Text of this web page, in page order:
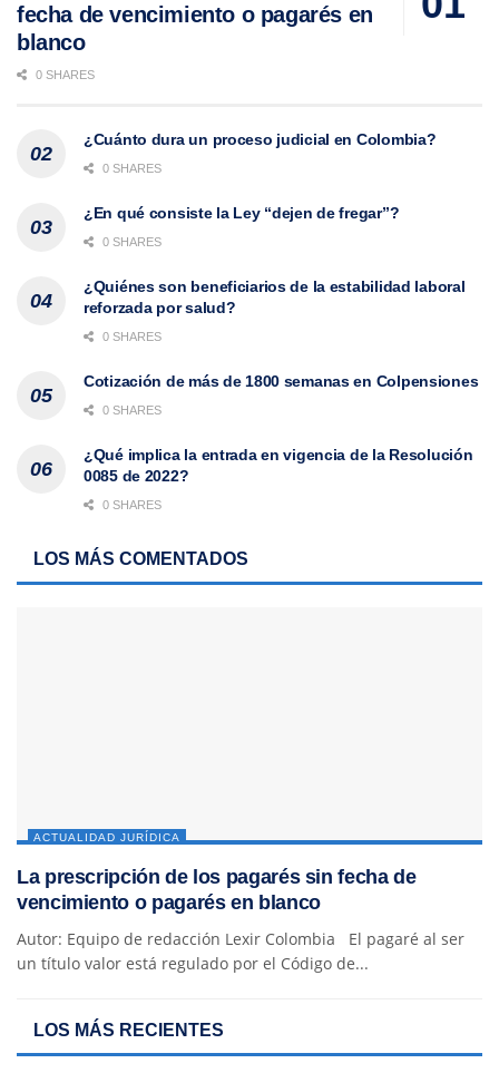
fecha de vencimiento o pagarés en
blanco
0 SHARES
¿Cuánto dura un proceso judicial en Colombia?
0 SHARES
¿En qué consiste la Ley “dejen de fregar”?
0 SHARES
¿Quiénes son beneficiarios de la estabilidad laboral
reforzada por salud?
0 SHARES
Cotización de más de 1800 semanas en Colpensiones
0 SHARES
¿Qué implica la entrada en vigencia de la Resolución
0085 de 2022?
0 SHARES
LOS MÁS COMENTADOS
ACTUALIDAD JURÍDICA
La prescripción de los pagarés sin fecha de
vencimiento o pagarés en blanco
Autor: Equipo de redacción Lexir Colombia El pagaré al ser
un título valor está regulado por el Código de...
LOS MÁS RECIENTES